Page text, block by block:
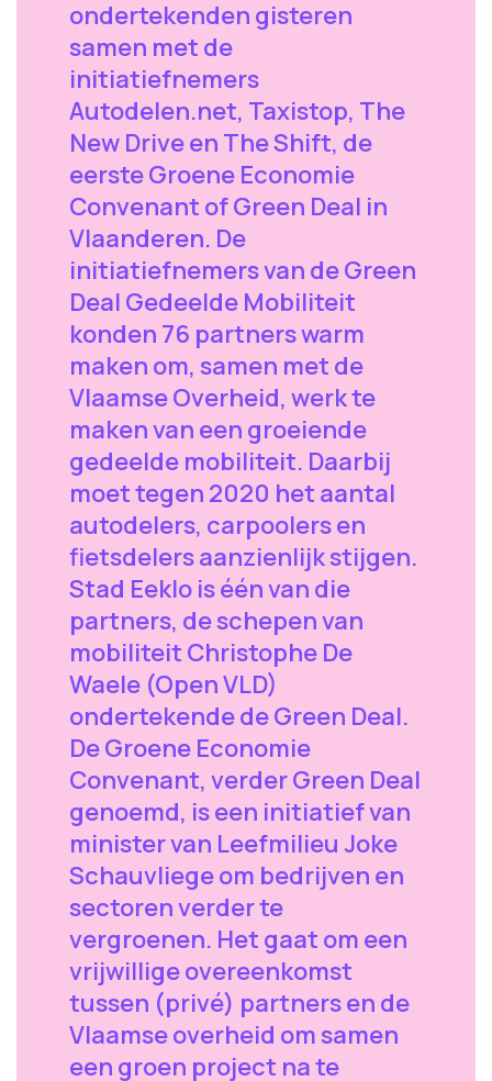
ondertekenden gisteren
samen met de
initiatiefnemers
Autodelen.net, Taxistop, The
New Drive en The Shift, de
eerste Groene Economie
Convenant of Green Deal in
Vlaanderen. De
initiatiefnemers van de Green
Deal Gedeelde Mobiliteit
konden 76 partners warm
maken om, samen met de
Vlaamse Overheid, werk te
maken van een groeiende
gedeelde mobiliteit. Daarbij
moet tegen 2020 het aantal
autodelers, carpoolers en
fietsdelers aanzienlijk stijgen.
Stad Eeklo is één van die
partners, de schepen van
mobiliteit Christophe De
Waele (Open VLD)
ondertekende de Green Deal.
De Groene Economie
Convenant, verder Green Deal
genoemd, is een initiatief van
minister van Leefmilieu Joke
Schauvliege om bedrijven en
sectoren verder te
vergroenen. Het gaat om een
vrijwillige overeenkomst
tussen (privé) partners en de
Vlaamse overheid om samen
een groen project na te